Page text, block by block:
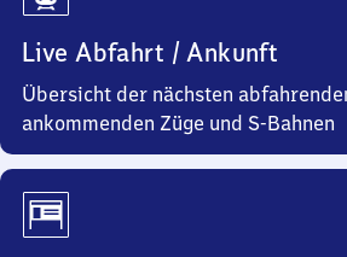
Live Abfahrt / Ankunft
Übersicht der nächsten
ankommenden Züge und S-Bahnen